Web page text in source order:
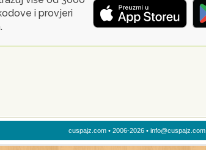
cuspajz.com • 2006-2026 • info@cuspajz.com